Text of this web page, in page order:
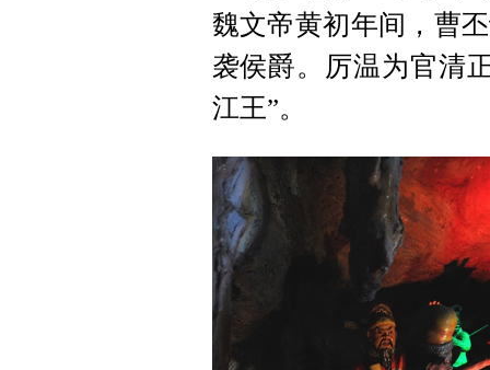
魏文帝黄初年间，曹
袭侯爵。厉温为官清
江王”。